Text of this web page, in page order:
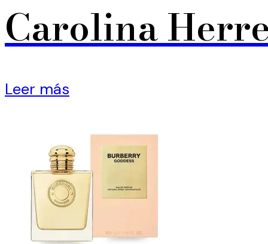
Carolina
Leer más